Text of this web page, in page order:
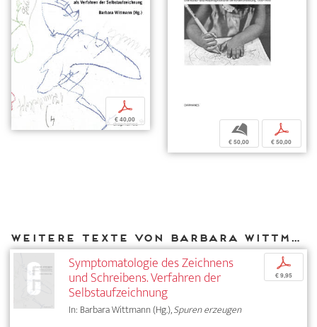
p
€ 40,00
b
€ 50,00
p
€ 50,00
Weitere Texte von Barbara Wittmann bei DIAPHANES
Symptomatologie des Zeichnens
und Schreibens. Verfahren der
Selbstaufzeichnung
In: Barbara Wittmann (Hg.),Spuren erzeugen
p
€ 9,95